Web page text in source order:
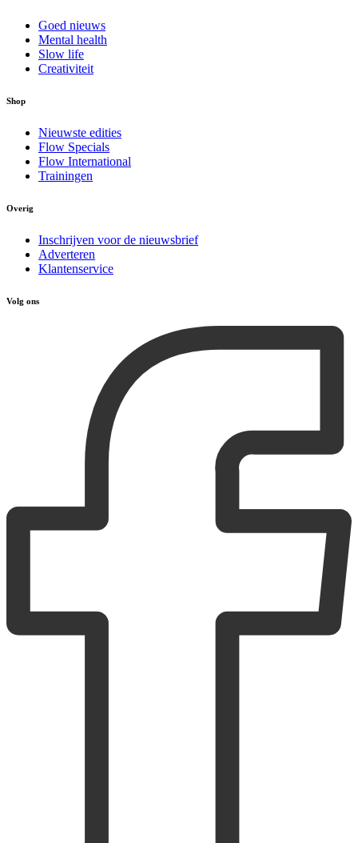
Goed nieuws
Mental health
Slow life
Creativiteit
Shop
Nieuwste edities
Flow Specials
Flow International
Trainingen
Overig
Inschrijven voor de nieuwsbrief
Adverteren
Klantenservice
Volg ons